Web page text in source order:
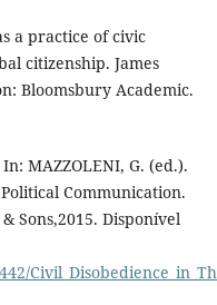
a practice of civic
citizenship. James
Bloomsbury Academic.
MAZZOLENI, G. (ed.).
Communication.
Sons,2015. Disponível